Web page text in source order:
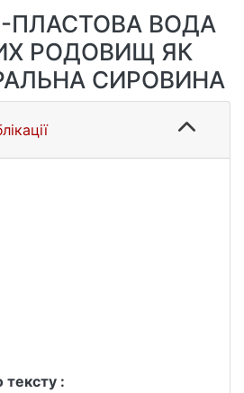
ПЛАСТОВА ВОДА
РОДОВИЩ ЯК
СИРОВИНА
тексту :